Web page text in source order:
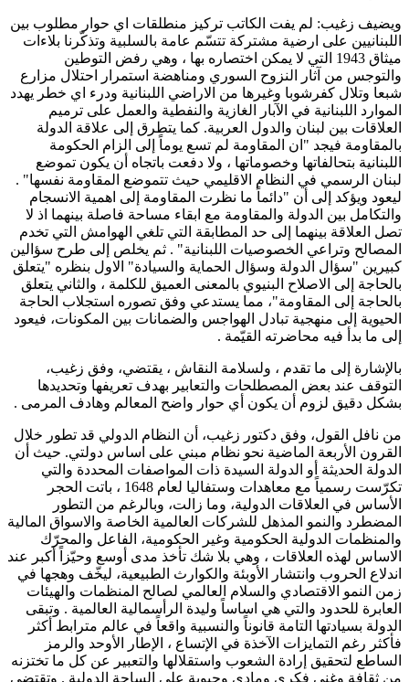
ويضيف زغيب: لم يفت الكاتب تركيز منطلقات اي حوار مطلوب بين
اللبنانيين على ارضية مشتركة تتسّم عامة بالسلبية وتذكّرنا بلاءات
ميثاق 1943 التي لا يمكن اختصاره بها ، وهي رفض التوطين
والتوجس من آثار النزوح السوري ومناهضة استمرار احتلال مزارع
شبعا وتلال كفرشوبا وغيرها من الاراضي اللبنانية ودرء اي خطر يهدد
الموارد اللبنانية في الآبار الغازية والنفطية والعمل على ترميم
العلاقات بين لبنان والدول العربية. كما يتطرق إلى علاقة الدولة
بالمقاومة فيجد "ان المقاومة لم تسع يوماً إلى الزام الحكومة
اللبنانية بتحالفاتها وخصوماتها ، ولا دفعت باتجاه أن يكون تموضع
لبنان الرسمي في النظام الاقليمي حيث تتموضع المقاومة نفسها" .
ليعود ويؤكد إلى أن "دائماً ما نظرت المقاومة إلى اهمية الانسجام
والتكامل بين الدولة والمقاومة مع ابقاء مساحة فاصلة بينهما اذ لا
تصل العلاقة بينهما إلى حد المطابقة التي تلغي الهوامش التي تخدم
المصالح وتراعي الخصوصيات اللبنانية" . ثم يخلص إلى طرح سؤالين
كبيرين "سؤال الدولة وسؤال الحماية والسيادة" الاول بنظره "يتعلق
بالحاجة إلى الاصلاح البنيوي بالمعنى العميق للكلمة ، والثاني يتعلق
بالحاجة إلى المقاومة"، مما يستدعي وفق تصوره استجلاب الحاجة
الحيوية إلى منهجية تبادل الهواجس والضمانات بين المكونات، فيعود
إلى ما بدأ فيه محاضرته القيّمة .
بالإشارة إلى ما تقدم ، ولسلامة النقاش ، يقتضي، وفق زغيب،
التوقف عند بعض المصطلحات والتعابير بهدف تعريفها وتحديدها
بشكل دقيق لزوم أن يكون أي حوار واضح المعالم وهادف المرمى .
من نافل القول، وفق دكتور زغيب، أن النظام الدولي قد تطور خلال
القرون الأربعة الماضية نحو نظام مبني على اساس دولتي. حيث أن
الدولة الحديثة أو الدولة السيدة ذات المواصفات المحددة والتي
تكرّست رسمياً مع معاهدات وستفاليا لعام 1648 ، باتت الحجر
الأساس في العلاقات الدولية، وما زالت، وبالرغم من التطور
المضطرد والنمو المذهل للشركات العالمية الخاصة والاسواق المالية
والمنظمات الدولية الحكومية وغير الحكومية، الفاعل والمحرّك
الاساس لهذه العلاقات ، وهي بلا شك تأخذ مدى أوسع وحيّزاً أكبر عند
اندلاع الحروب وانتشار الأوبئة والكوارث الطبيعية، ليخّف وهجها في
زمن النمو الاقتصادي والسلام العالمي لصالح المنظمات والهيئات
العابرة للحدود والتي هي اساساً وليدة الرأسمالية العالمية . وتبقى
الدولة بسيادتها التامة قانوناً والنسبية واقعاً في عالم مترابط أكثر
فأكثر رغم التمايزات الآخذة في الإتساع ، الإطار الأوحد والرمز
الساطع لتحقيق إرادة الشعوب واستقلالها والتعبير عن كل ما تختزنه
من ثقافة وغنى فكري ومادي وحيوية على الساحة الدولية . وتقتضي